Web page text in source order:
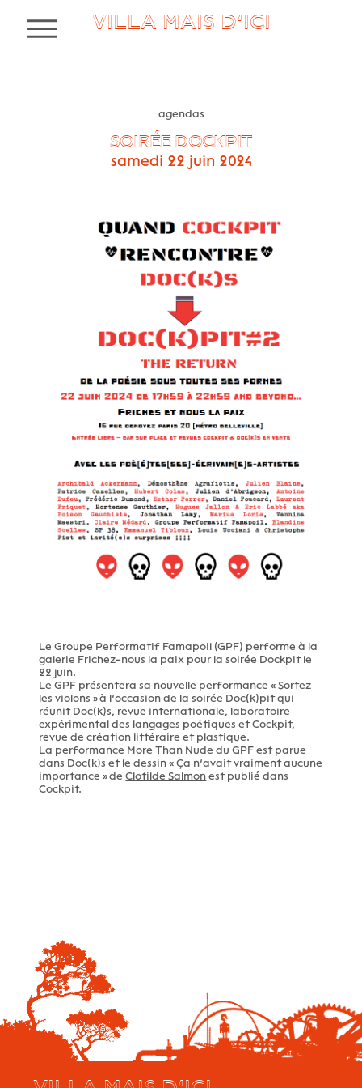
VILLA MAIS D’ICI
MENU
agendas
SOIRÉE DOCKPIT
samedi 22 juin 2024
Le Groupe Performatif Famapoil (GPF) performe à la
galerie Frichez-nous la paix pour la soirée Dockpit le
22 juin.
Le GPF présentera sa nouvelle performance « Sortez
les violons » à l’occasion de la soirée Doc(k)pit qui
réunit Doc(k)s, revue internationale, laboratoire
expérimental des langages poétiques et Cockpit,
revue de création littéraire et plastique.
La performance More Than Nude du GPF est parue
dans Doc(k)s et le dessin « Ça n’avait vraiment aucune
importance » deClotilde Salmon est publié dans
Cockpit.